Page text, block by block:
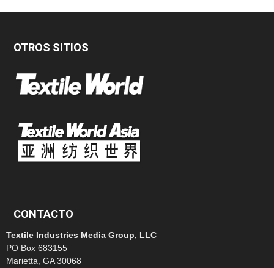
OTROS SITIOS
CONTACTO
Textile Industries Media Group, LLC
PO Box 683155
Marietta, GA 30068